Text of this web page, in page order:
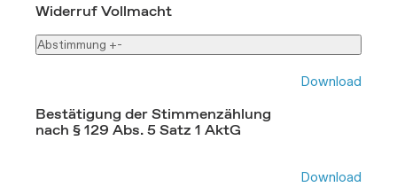
Widerruf Vollmacht
Abstimmung +-
Bestätigung der Stimmenzählung
nach § 129 Abs. 5 Satz 1 AktG
Download
Download